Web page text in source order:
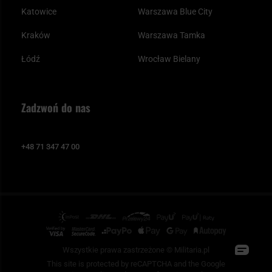
Katowice
Kraków
Łódź
Warszawa Blue City
Warszawa Tamka
Wrocław Bielany
Zadzwoń do nas
+48 71 347 47 00
Wszystkie prawa zastrzeżone © Militaria.pl
This site is protected by reCAPTCHA and the Google